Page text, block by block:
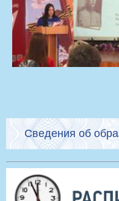
Сведения об